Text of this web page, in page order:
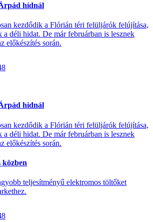
hídnál
kezdődik a Flórián téri felüljárók felújítása,
a déli hidat. De már februárban is lesznek
előkészítés során.
hídnál
kezdődik a Flórián téri felüljárók felújítása,
a déli hidat. De már februárban is lesznek
előkészítés során.
közben
teljesítményű elektromos töltőket